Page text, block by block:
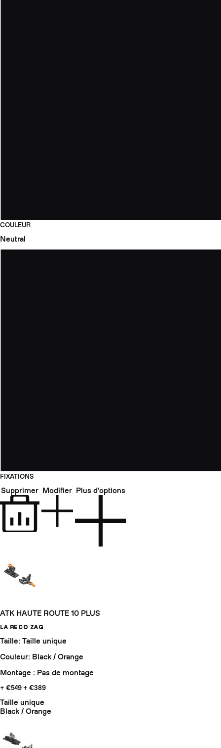
COULEUR
Neutral
FIXATIONS
Supprimer Modifier Plus d'options
ATK HAUTE ROUTE 10 PLUS
LA RECO ZAG
Taille: Taille unique
Couleur: Black / Orange
Montage : Pas de montage
+ €549 + €389
Taille unique
Black / Orange